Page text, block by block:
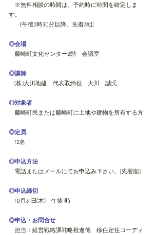
※無料相談の時間は、予約時に時間を確定しま
す。
(午後2時30分以降、先着3組)
◎会場
藤崎町文化センター2階　会議室
◎講師
(株)大川地建　代表取締役　大川　誠氏
◎対象者
藤崎町民または藤崎町に土地や建物を所有する方
◎定員
12名
◎申込方法
電話またはメールにてお申込み下さい。 (先着順)
◎申込締切
10 月31 日(木) 午後1時
◎申込・お問合せ
担当：経営戦略課戦略推進係　移住定住コーディ